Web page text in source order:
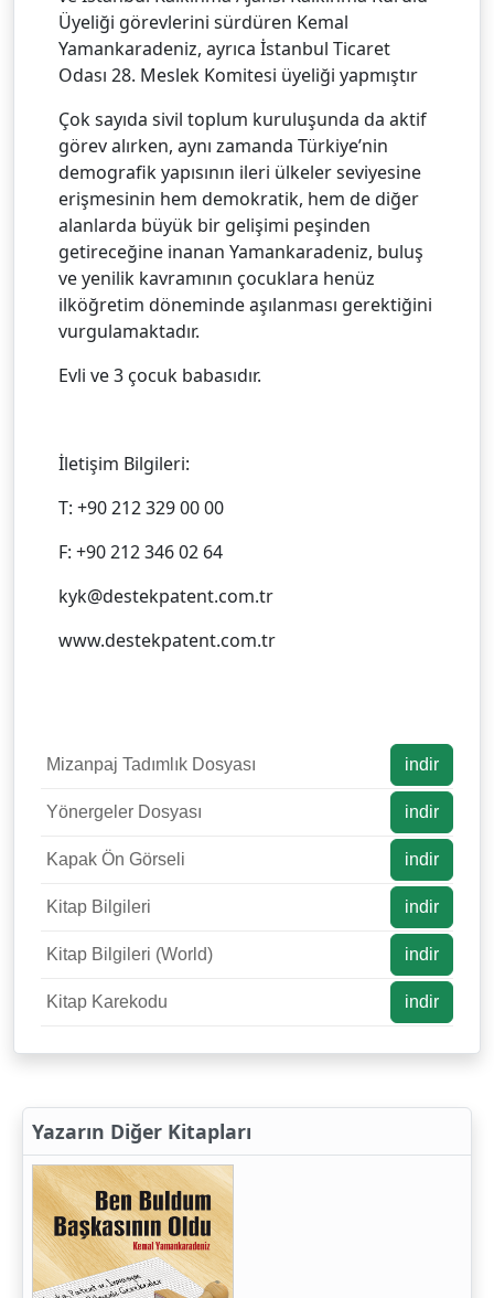
Üyeliği görevlerini sürdüren Kemal
Yamankaradeniz, ayrıca İstanbul Ticaret
Odası 28. Meslek Komitesi üyeliği yapmıştır
Çok sayıda sivil toplum kuruluşunda da aktif
görev alırken, aynı zamanda Türkiye’nin
demografik yapısının ileri ülkeler seviyesine
erişmesinin hem demokratik, hem de diğer
alanlarda büyük bir gelişimi peşinden
getireceğine inanan Yamankaradeniz, buluş
ve yenilik kavramının çocuklara henüz
ilköğretim döneminde aşılanması gerektiğini
vurgulamaktadır.
Evli ve 3 çocuk babasıdır.
İletişim Bilgileri:
T: +90 212 329 00 00
F: +90 212 346 02 64
kyk@destekpatent.com.tr
www.destekpatent.com.tr
Mizanpaj Tadımlık Dosyası indir
Yönergeler Dosyası indir
Kapak Ön Görseli indir
Kitap Bilgileri indir
Kitap Bilgileri (World) indir
Kitap Karekodu indir
Yazarın Diğer Kitapları